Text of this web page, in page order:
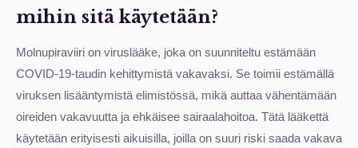
mihin sitä käytetään?
Molnupiraviiri on viruslääke, joka on suunniteltu estämään
COVID-19-taudin kehittymistä vakavaksi. Se toimii estämällä
viruksen lisääntymistä elimistössä, mikä auttaa vähentämään
oireiden vakavuutta ja ehkäisee sairaalahoitoa. Tätä lääkettä
käytetään erityisesti aikuisilla, joilla on suuri riski saada vakava